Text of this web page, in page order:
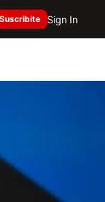
Suscribite Sign In